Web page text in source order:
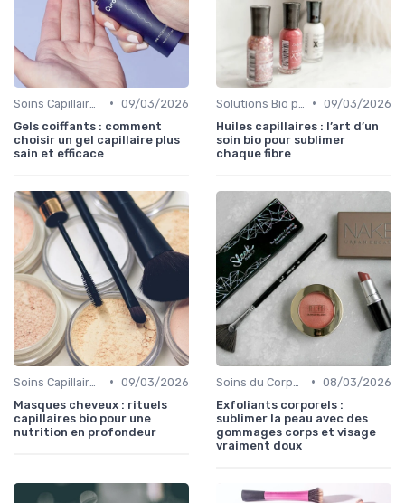
• 09/03/2026
Gels coiffants : comment
choisir un gel capillaire plus
sain et efficace
• 09/03/2026
Huiles capillaires : l’art d’un
soin bio pour sublimer
chaque fibre
• 09/03/2026
Masques cheveux : rituels
capillaires bio pour une
nutrition en profondeur
• 08/03/2026
Exfoliants corporels :
sublimer la peau avec des
gommages corps et visage
vraiment doux